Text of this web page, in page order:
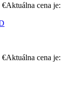
€Aktuálna cena je:
€Aktuálna cena je: